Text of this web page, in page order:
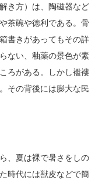
き方）は、陶磁器など
茶碗や徳利である。骨
書きがあってもその詳
ない、釉薬の景色が素
ろがある。しかし襤褸
その背後には膨大な民
、夏は裸で暑さをしの
時代には獣皮などで簡